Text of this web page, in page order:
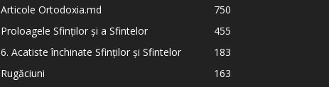
Articole Ortodoxia.md
750
Proloagele Sfinților și a Sfintelor
455
6. Acatiste închinate Sfinților și Sfintelor
183
Rugăciuni
163